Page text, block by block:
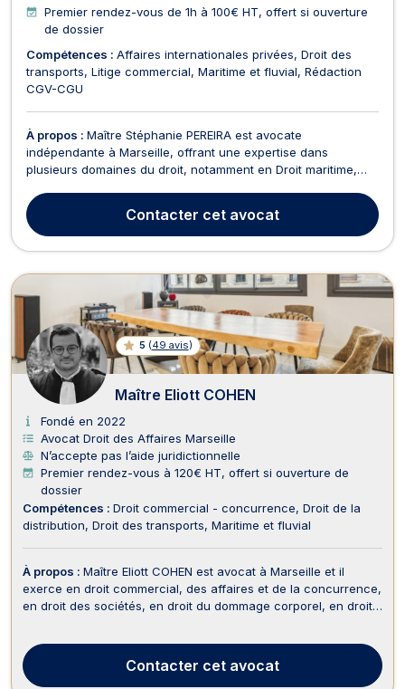
Premier rendez-vous de 1h à 100€ HT, offert si ouverture
de dossier
Compétences : Affaires internationales privées Droit des
transports Litige commercial Maritime et fluvial Rédaction
CGV-CGU
À propos : Maître Stéphanie PEREIRA est avocate
indépendante à Marseille, offrant une expertise dans
plusieurs domaines du droit, notamment en Droit maritime,
qu'avocate de confiance, Maître PEREIRA s'engage à fournir
des services juridiques fiables et professionnels à ses clients.
Contacter cet avocat
5 (49 avis)
Maître Eliott COHEN
Fondé en 2022
Avocat Droit des Affaires Marseille
N’accepte pas l’aide juridictionnelle
Premier rendez-vous à 120€ HT, offert si ouverture de
dossier
Compétences : Droit commercial - concurrence Droit de la
distribution Droit des transports Maritime et fluvial
À propos : Maître Eliott COHEN est avocat à Marseille et il
exerce en droit commercial, des affaires et de la concurrence,
en droit des sociétés, en droit du dommage corporel, en droit
concurrence en matière ...
Contacter cet avocat